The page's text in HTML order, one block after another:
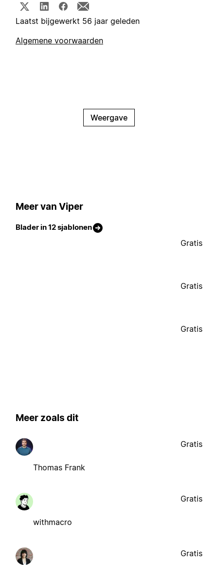
Laatst bijgewerkt 56 jaar geleden
Algemene voorwaarden
Weergave
Meer van Viper
Blader in 12 sjablonen
Gratis
Gratis
Gratis
Meer zoals dit
Thomas Frank
Gratis
withmacro
Gratis
Gratis